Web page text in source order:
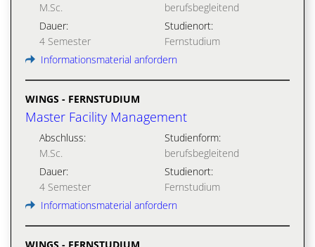
M.Sc.
berufsbegleitend
Dauer:
4 Semester
Studienort:
Fernstudium
Informationsmaterial anfordern
WINGS - FERNSTUDIUM
Master Facility Management
Abschluss:
M.Sc.
Studienform:
berufsbegleitend
Dauer:
4 Semester
Studienort:
Fernstudium
Informationsmaterial anfordern